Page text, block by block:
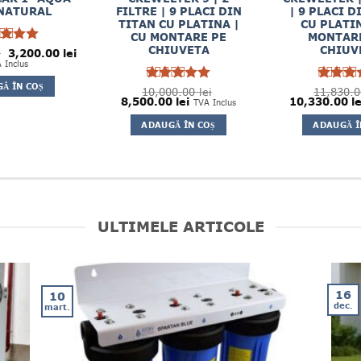
la
5
Prețul
inițial
a
fost:
3,900.00 lei.
3,200.00 leiPrețul
curent
Inclus
ÎN COȘ
FILTRE | 9 PLACI DIN
TITAN CU PLATINA |
CU MONTARE PE
CHIUVETA
Evaluat la
5din 5
10,000.00lei
Prețul
inițial
fost:
10,000.00 lei.
8,500.00 leiPrețul
curent
este:
8,500.00 lei.
TVA Inclus
ADAUGĂ ÎN COȘ
| 9 PLACI
CU
Evaluat
5din 5
Prețul
inițial
fost:
11,830.00
10,330.00
ADAUGĂ
ULTIMELE ARTICOLE
10
mart.
16
dec.